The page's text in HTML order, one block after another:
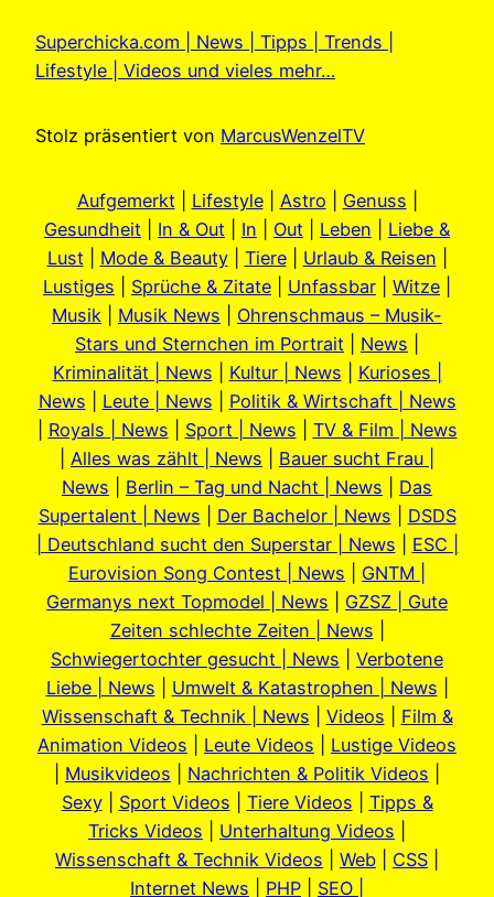
Superchicka.com | News | Tipps | Trends |
Lifestyle | Videos und vieles mehr…
Stolz präsentiert von MarcusWenzelTV
Aufgemerkt| Lifestyle| Astro Genuss
Gesundheit
In & Out In Out Leben
Liebe &
Lust| Mode & Beauty| Tiere| Urlaub & Reisen
Lustiges
Sprüche & Zitate Unfassbar Witze
Musik
Musik News
Ohrenschmaus – Musik-
Stars und Sternchen im Portrait
News
Kriminalität | News
Kultur | News
Kurioses |
News
Leute | News
Politik & Wirtschaft | News
Royals | News Sport | News
TV & Film | News
Alles was zählt | News
Bauer sucht Frau |
News
Berlin – Tag und Nacht | News
Das
Supertalent | News
Der Bachelor | News
DSDS
| Deutschland sucht den Superstar | News
ESC |
Eurovision Song Contest | News
GNTM |
Germanys next Topmodel | News
GZSZ | Gute
Zeiten schlechte Zeiten | News
Schwiegertochter gesucht | News
Verbotene
Liebe | News
Umwelt & Katastrophen | News
Wissenschaft & Technik | News
Videos
Film &
Animation Videos
Leute Videos
Lustige Videos
Musikvideos Nachrichten & Politik Videos
Sexy| Sport Videos Tiere Videos
Tipps &
Tricks Videos
Unterhaltung Videos
Wissenschaft & Technik Videos
Web CSS
Internet News
PHP SEO |